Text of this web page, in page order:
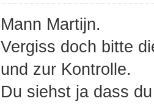
Mann Martijn.
Vergiss doch bitte
und zur Kontrolle.
Du siehst ja dass